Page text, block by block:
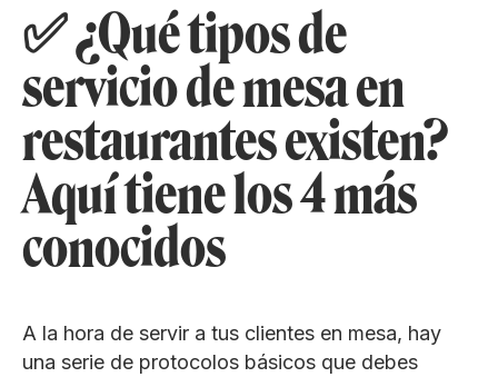
✅ ¿Qué tipos de
servicio de mesa en
restaurantes existen?
Aquí tiene los 4 más
conocidos
A la hora de servir a tus clientes en mesa, hay
una serie de protocolos básicos que debes